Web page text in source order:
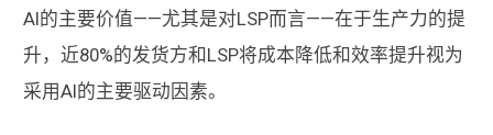
AI的主要价值——尤其是对LSP而言——在于生产力的提
升，近80%的发货方和LSP将成本降低和效率提升视为
采用AI的主要驱动因素。